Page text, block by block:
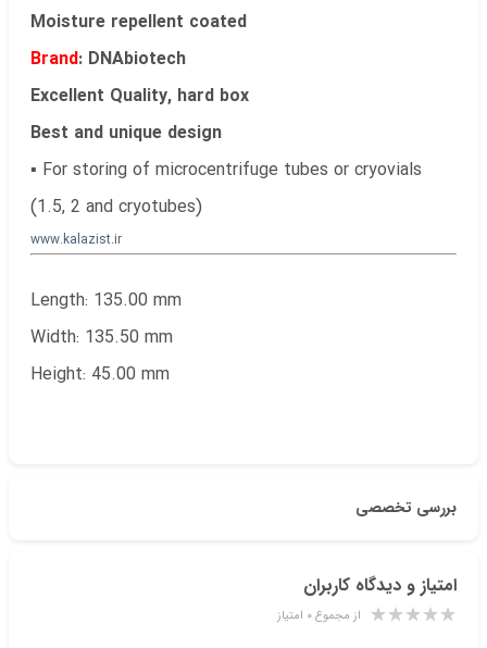
Moisture repellent coated
Brand: DNAbiotech
Excellent Quality, hard box
Best and unique design
▪ For storing of microcentrifuge tubes or cryovials
(1.5, 2 and cryotubes)
www.kalazist.ir
Length: 135.00 mm
Width: 135.50 mm
Height: 45.00 mm
بررسی تخصصی
امتیاز و دیدگاه کاربران
از مجموع ۰ امتیاز